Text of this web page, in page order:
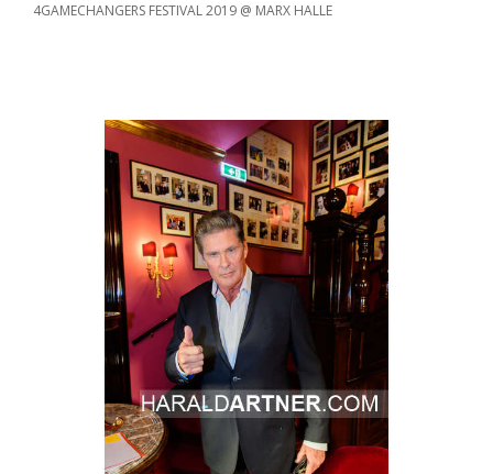
4GAMECHANGERS FESTIVAL 2019 @ MARX HALLE